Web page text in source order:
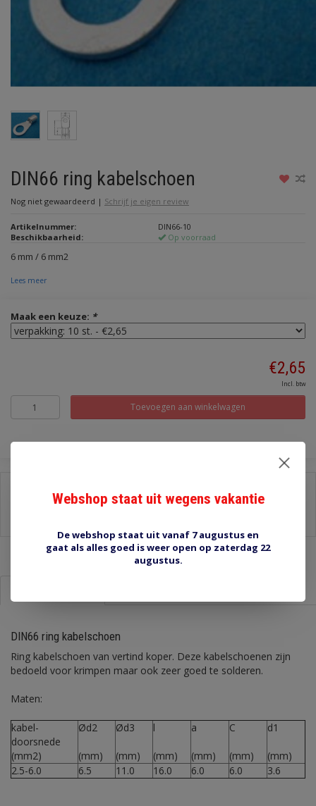
DIN66 ring kabelschoen
Nog niet gewaardeerd | Schrijf je eigen review
Artikelnummer:
DIN66-10
Beschikbaarheid:
Op voorraad
6 mm / 6 mm2
Lees meer
Maak een keuze: *
€2,65
Incl. btw
Toevoegen aan winkelwagen
Stel een vraag over dit product
DIN66 ring kabelschoen
Ring kabelschoen van vertind koper. Deze kabelschoenen zijn
bedoeld voor krimpen maar ook zeer goed te solderen.
Maten:
kabel-
doorsnede
(mm2)
Ød2
(mm)
Ød3
(mm)
l
(mm)
a
(mm)
C
(mm)
d1
(mm)
2.5-6.0
6.5 11.0 16.0 6.0 6.0 3.6
Webshop staat uit wegens vakantie
De webshop staat uit vanaf 7 augustus en
gaat als alles goed is weer open op zaterdag 22
augustus.